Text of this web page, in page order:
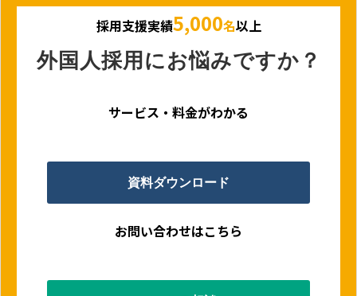
採用支援実績5,000名以上
外国人採用にお悩みですか？
サービス・料金がわかる
資料ダウンロード
お問い合わせはこちら